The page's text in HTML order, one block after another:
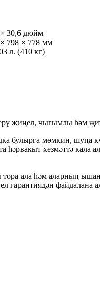
30,6 дюйм
798 × 778 мм
л. (410 кг)
җиңел, чыгымлы һәм
булырга мөмкин,
һәрвакыт хезмәттә
ала һәм аларның
гарантиядән файдалана